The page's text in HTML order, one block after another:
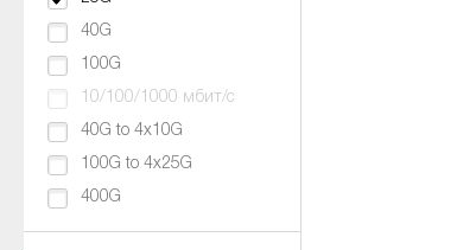
40G
100G
10/100/1000 мбит/с
40G to 4x10G
100G to 4x25G
400G